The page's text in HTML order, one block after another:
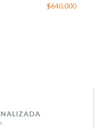
$640.000